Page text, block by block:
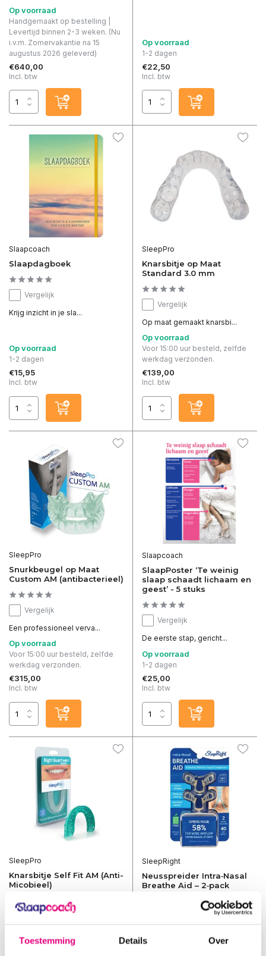
Toestemming Details Over
Op voorraad
Handgemaakt op bestelling |
Levertijd binnen 2-3 weken. (Nu
i.v.m. Zomervakantie na 15
augustus 2026 geleverd)
€640,00
Incl. btw
Op voorraad
1-2 dagen
€22,50
Incl. btw
Slaapcoach
Slaapdagboek
Vergelijk
Krijg inzicht in je sla...
Op voorraad
1-2 dagen
€15,95
Incl. btw
SleepPro
Knarsbitje op Maat
Standard 3.0 mm
Vergelijk
Op maat gemaakt knarsbi...
Op voorraad
Voor 15:00 uur besteld, zelfde
werkdag verzonden.
€139,00
Incl. btw
SleepPro
Snurkbeugel op Maat
Custom AM (antibacterieel)
Vergelijk
Een professioneel verva...
Op voorraad
Voor 15:00 uur besteld, zelfde
werkdag verzonden.
€315,00
Incl. btw
Slaapcoach
SlaapPoster ‘Te weinig
slaap schaadt lichaam en
geest’ - 5 stuks
Vergelijk
De eerste stap, gericht...
Op voorraad
1-2 dagen
€25,00
Incl. btw
SleepPro
Knarsbitje Self Fit AM (Anti-
Micobieel)
Vergelijk
SleepRight
Neusspreider Intra‑Nasal
Breathe Aid – 2‑pack